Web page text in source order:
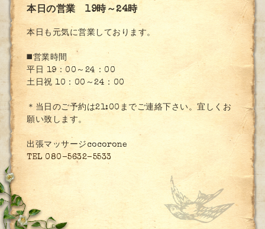
本日の営業 19時～24時
本日も元気に営業しております。
◼️営業時間
平日 19：00～24：00
土日祝 10：00～24：00
＊当日のご予約は21:00までご連絡下さい。宜しくお
願い致します。
出張マッサージcocorone
TEL 080-5632-5533